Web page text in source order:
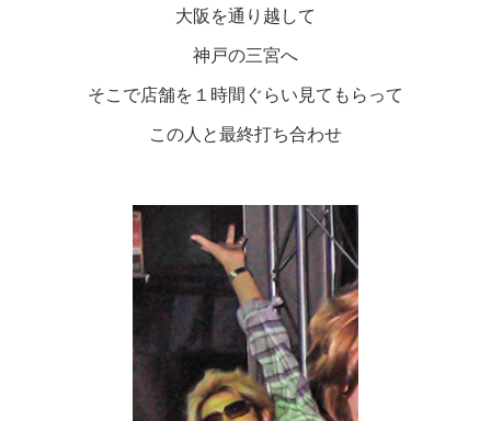
大阪を通り越して
神戸の三宮へ
そこで店舗を１時間ぐらい見てもらって
この人と最終打ち合わせ